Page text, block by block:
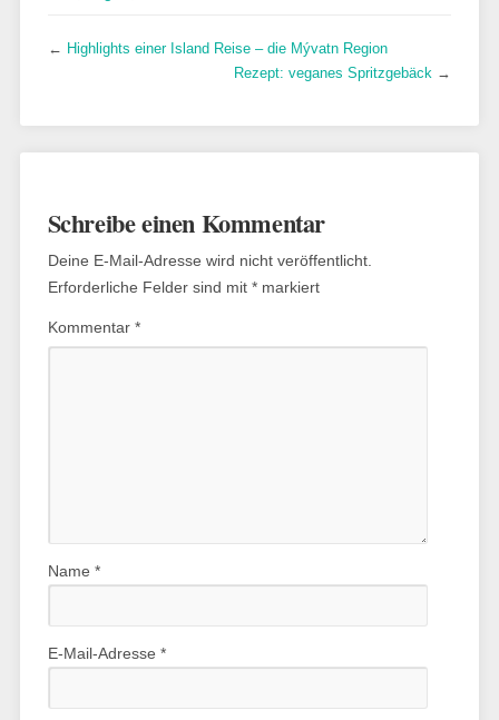
← Highlights einer Island Reise – die Mývatn Region
Rezept: veganes Spritzgebäck →
Schreibe einen Kommentar
Deine E-Mail-Adresse wird nicht veröffentlicht.
Erforderliche Felder sind mit *markiert
Kommentar *
Name *
E-Mail-Adresse *